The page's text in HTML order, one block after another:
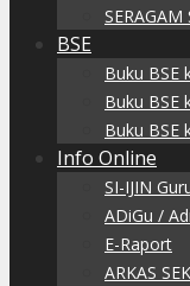
SERAGAM
BSE
Buku BSE
Buku BSE
Buku BSE
Info Online
SI-IJIN
ADiGu /
E-Raport
ARKAS